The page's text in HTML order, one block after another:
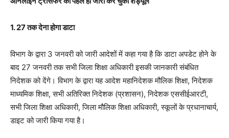
1. 27 तक देना होगा डाटा
विभाग के द्वारा 3 जनवरी को जारी आदेशों में कहा गया है कि डाटा अपडेट होने के
बाद 27 जनवरी तक सभी जिला शिक्षा अधिकारी इसकी जानकारी संबंधित
निदेशक को देंगे। विभाग के द्वारा यह आदेश महानिदेशक मौलिक शिक्षा, निदेशक
माध्यमिक शिक्षा, सभी अतिरिक्त निदेशक (प्रशासन), निदेशक एससीईआरटी,
सभी जिला शिक्षा अधिकारी, जिला मौलिक शिक्षा अधिकारी, स्कूलों के प्रधानाचार्य,
डाइट को जारी किया गया है।